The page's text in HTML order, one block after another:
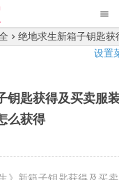
设置
绝地求生新箱子钥匙获得及买卖服装方
钥匙获得及买卖服
么获得